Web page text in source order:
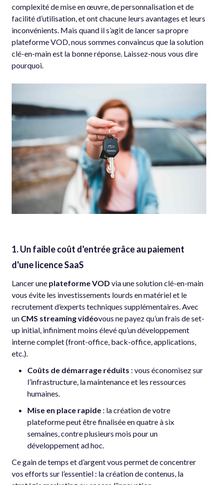
complexité de mise en œuvre, de personnalisation et de
facilité d’utilisation, et ont chacune leurs avantages et leurs
inconvénients. Mais quand il s’agit de lancer sa propre
plateforme VOD, nous sommes convaincus que la solution
clé-en-main est la bonne réponse. Laissez-nous vous dire
pourquoi.
1. Un faible coût d'entrée grâce au paiement
d'une licence SaaS
Lancer une plateforme VOD via une solution clé-en-main
vous évite les investissements lourds en matériel et le
recrutement d’experts techniques supplémentaires. Avec
un CMS streaming vidéovous ne payez qu’un frais de set-
up initial, infiniment moins élevé qu’un développement
interne complet (front-office, back-office, applications,
etc.).
Coûts de démarrage réduits : vous économisez sur
l’infrastructure, la maintenance et les ressources
humaines.
Mise en place rapide : la création de votre
plateforme peut être finalisée en quatre à six
semaines, contre plusieurs mois pour un
développement ad hoc.
Ce gain de temps et d’argent vous permet de concentrer
vos efforts sur l’essentiel : la création de contenus, la